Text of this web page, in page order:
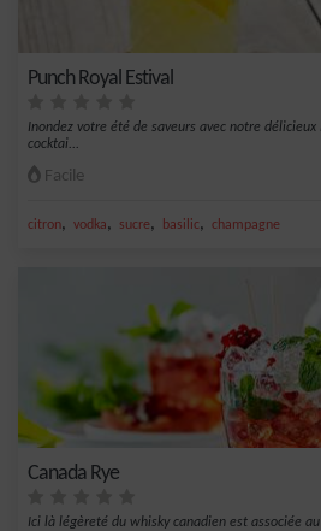
Punch Royal Estival
Inondez votre été de saveurs avec notre
cocktai...
Facile
citron, vodka, sucre, basilic, champagne
Canada Rye
Ici là légèreté du whisky canadien est associée